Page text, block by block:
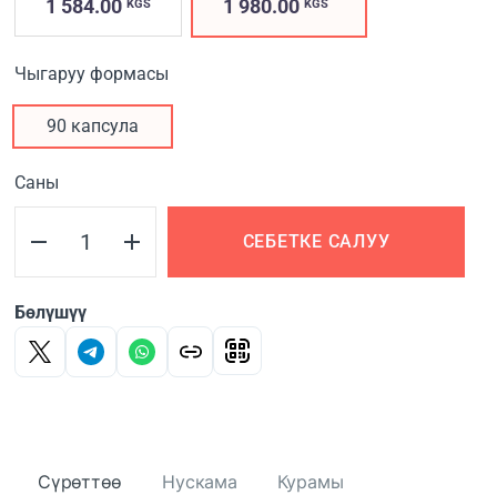
1 584.00 KGS 1 980.00KGS
Чыгаруу формасы
90 капсула
Саны
СЕБЕТКЕ САЛУУ
Бөлүшүү
Сүрөттөө Нускама Курамы